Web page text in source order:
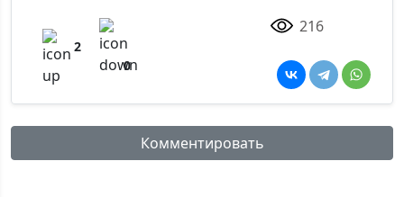
2
0
216
Комментировать